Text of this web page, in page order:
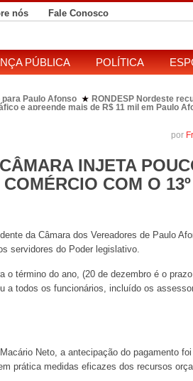
nós Fale Conosco
PÚBLICA POLÍTICA
Paulo Afonso ★ RONDESP Nordeste
e apreende mais de R$ 11 mil em Paulo
por
INJETA
COM O
da Câmara dos Vereadores de Paulo
servidores do Poder legislativo.
o término do ano, (20 de dezembro é o
a todos os funcionários, incluído os
Neto, a antecipação do pagamento
prática medidas eficazes dos recursos